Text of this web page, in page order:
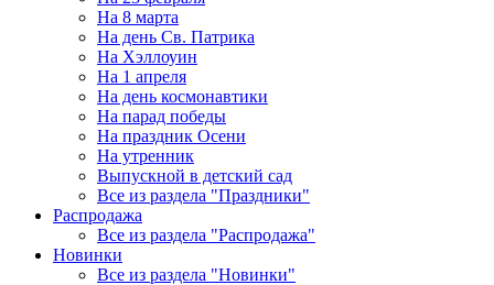
На 8 марта
На день Св. Патрика
На Хэллоуин
На 1 апреля
На день космонавтики
На парад победы
На праздник Осени
На утренник
Выпускной в детский сад
Все из раздела "Праздники"
Распродажа
Все из раздела "Распродажа"
Новинки
Все из раздела "Новинки"